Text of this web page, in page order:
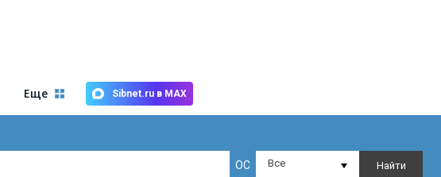
Еще Sibnet.ru в MAX
ОС Все Найти